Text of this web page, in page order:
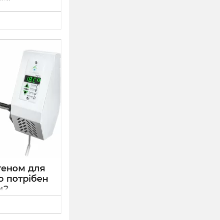
р.
жителів
на
червня по
від
для
потрібен